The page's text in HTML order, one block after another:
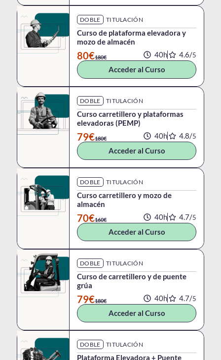
DOBLE TITULACIÓN
Curso de plataforma elevadora y
mozo de almacén
80€180€ 40h 4.6/5
Acceder al Curso
DOBLE TITULACIÓN
Curso carretillero y plataformas
elevadoras (PEMP)
79€180€ 40h 4.8/5
Acceder al Curso
DOBLE TITULACIÓN
Curso carretillero y mozo de
almacén
70€160€ 40h 4.7/5
Acceder al Curso
DOBLE TITULACIÓN
Curso de carretillero y de puente
grúa
79€180€ 40h 4.7/5
Acceder al Curso
DOBLE TITULACIÓN
Plataforma Elevadora + Puente